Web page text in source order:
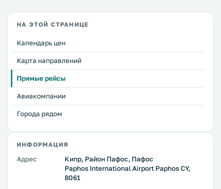
НА ЭТОЙ СТРАНИЦЕ
Календарь цен
Карта направлений
Прямые рейсы
Авиакомпании
Города рядом
ИНФОРМАЦИЯ
Адрес
Кипр, Район Пафос, Пафос
Paphos International Airport Paphos CY,
8061